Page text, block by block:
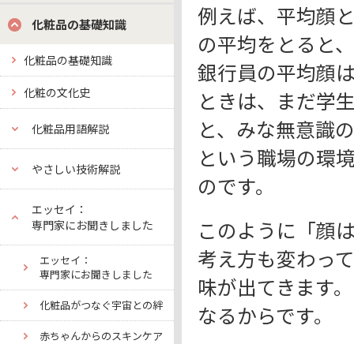
化粧品の基礎知識
化粧品の基礎知識
化粧の文化史
化粧品用語解説
やさしい技術解説
エッセイ：
専門家にお聞きしました
エッセイ：
専門家にお聞きしました
化粧品がつなぐ宇宙との絆
赤ちゃんからのスキンケア
例えば、平均顔
の平均をとると
銀行員の平均顔
ときは、まだ学
と、みな無意識
という職場の環
のです。
このように「顔
考え方も変わっ
味が出てきます
なるからです。